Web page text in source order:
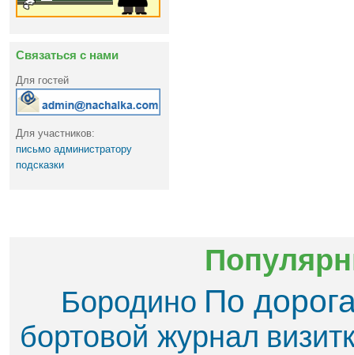
Связаться с нами
Для гостей
Для участников:
письмо администратору
подсказки
Бородино По
бортовой журнал